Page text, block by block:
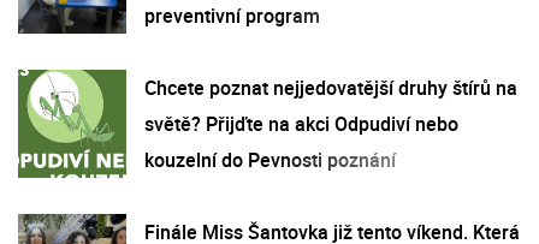
preventivní program
Chcete poznat nejjedovatější druhy štírů na
světě? Přijďte na akci Odpudiví nebo
kouzelní do Pevnosti poznání
Finále Miss Šantovka již tento víkend. Která